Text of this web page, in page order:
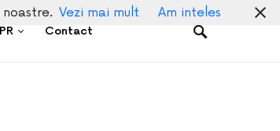
Contact
Vezi mai mult Am inteles